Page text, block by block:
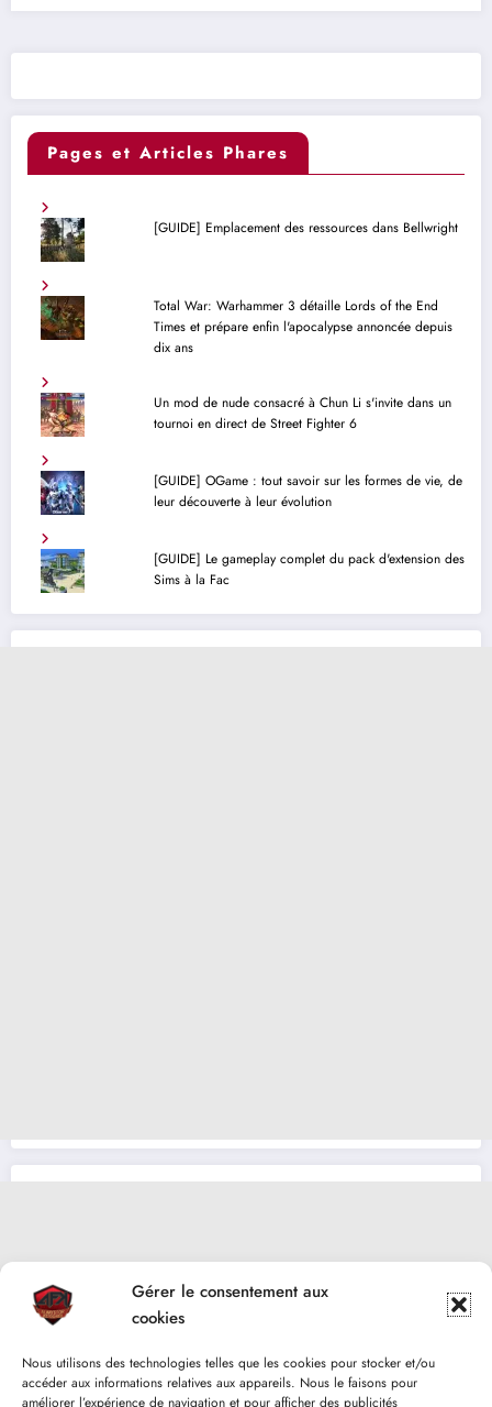
Gérer le consentement aux
cookies
Nous utilisons des technologies telles que les cookies pour stocker et/ou
accéder aux informations relatives aux appareils. Nous le faisons pour
améliorer l’expérience de navigation et pour afficher des publicités
Pages et Articles Phares
[GUIDE] Emplacement des ressources dans Bellwright
Total War: Warhammer 3 détaille Lords of the End
Times et prépare enfin l'apocalypse annoncée depuis
dix ans
Un mod de nude consacré à Chun Li s'invite dans un
tournoi en direct de Street Fighter 6
[GUIDE] OGame : tout savoir sur les formes de vie, de
leur découverte à leur évolution
[GUIDE] Le gameplay complet du pack d'extension des
Sims à la Fac